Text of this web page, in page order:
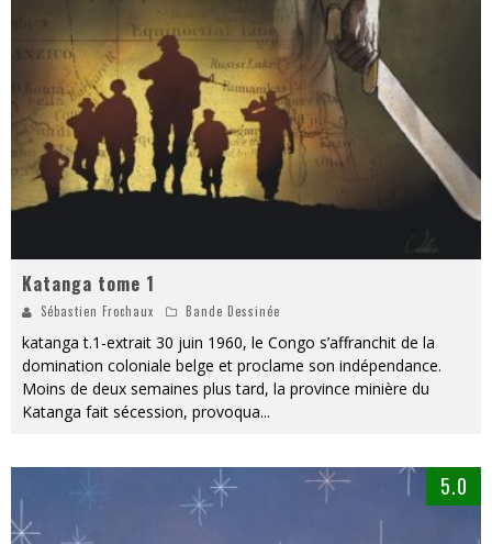
« Dr Wertham / L’homme qui étudia les tueurs en série » - Un Métier à Risque !
« Damn Them All » - Un duo de Choc !
Katanga tome 1
Sébastien Frochaux Bande Dessinée
katanga t.1-extrait 30 juin 1960, le Congo s’affranchit de la
domination coloniale belge et proclame son indépendance.
Moins de deux semaines plus tard, la province minière du
Katanga fait sécession, provoqua...
5.0